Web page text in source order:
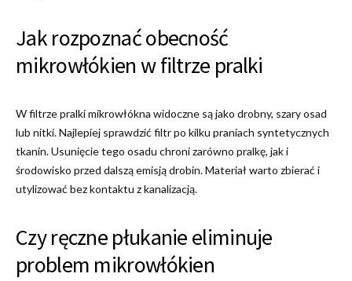
Jak rozpoznać obecność
mikrowłókien w filtrze pralki
W filtrze pralki mikrowłókna widoczne są jako drobny, szary osad
lub nitki. Najlepiej sprawdzić filtr po kilku praniach syntetycznych
tkanin. Usunięcie tego osadu chroni zarówno pralkę, jak i
środowisko przed dalszą emisją drobin. Materiał warto zbierać i
utylizować bez kontaktu z kanalizacją.
Czy ręczne płukanie eliminuje
problem mikrowłókien